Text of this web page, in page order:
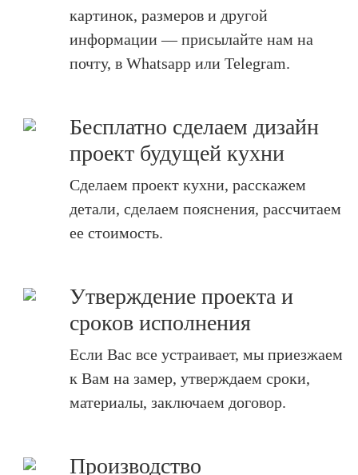
картинок, размеров и другой
информации — присылайте нам на
почту, в Whatsapp или Telegram.
Бесплатно сделаем дизайн
проект будущей кухни
Сделаем проект кухни, расскажем
детали, сделаем пояснения, рассчитаем
ее стоимость.
Утверждение проекта и
сроков исполнения
Если Вас все устраивает, мы приезжаем
к Вам на замер, утверждаем сроки,
материалы, заключаем договор.
Производство